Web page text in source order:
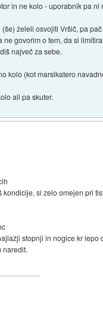
in ne kolo - uporabnik pa ni
želeli osvojiti Vršič, pa
govorim o tem, da si
največ za sebe.
kolo (kot marsikatero
ali pa skuter.
si zelo omejen pri
stopnji in nogice kr
naredit.